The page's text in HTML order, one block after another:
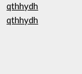
qthhydh
qthhydh